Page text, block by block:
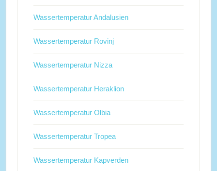
Wassertemperatur Andalusien
Wassertemperatur Rovinj
Wassertemperatur Nizza
Wassertemperatur Heraklion
Wassertemperatur Olbia
Wassertemperatur Tropea
Wassertemperatur Kapverden